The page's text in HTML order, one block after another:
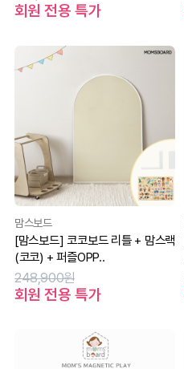
회원 전용 특가
맘스보드
[맘스보드] 코코보드 리틀 + 맘스랙
(코코) + 퍼즐OPP..
248,900원
회원 전용 특가